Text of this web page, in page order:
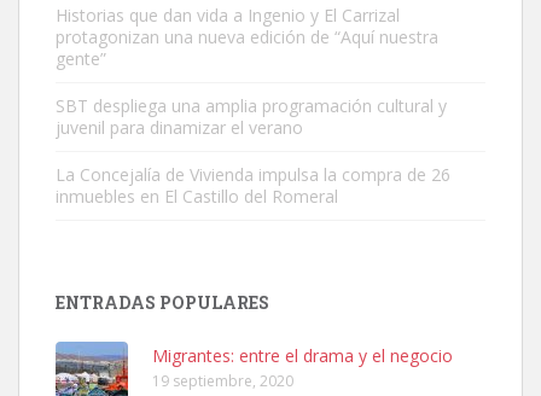
Este gato macho ha aparecido en la calle hace menos de un mes,
es muy manso y extremadamente cari...
Leales.org » Gran Canaria
Leales.org » Gran Canaria
Historias que dan vida a Ingenio y El Carrizal
protagonizan una nueva edición de “Aquí nuestra
gente”
SBT despliega una amplia programación cultural y
juvenil para dinamizar el verano
La Concejalía de Vivienda impulsa la compra de 26
inmuebles en El Castillo del Romeral
ENTRADAS POPULARES
Migrantes: entre el drama y el negocio
19 septiembre, 2020